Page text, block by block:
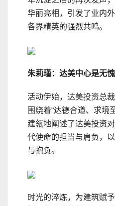
华丽亮相，引发了业内
各界精英的强烈共鸣。
朱莉瑾：达美中心是无
活动伊始，达美投资总
围绕着“达德合道、求境
建瓴地阐述了达美投资
代使命的担当与肩负，
与抱负。
时光的淬炼，为建筑赋